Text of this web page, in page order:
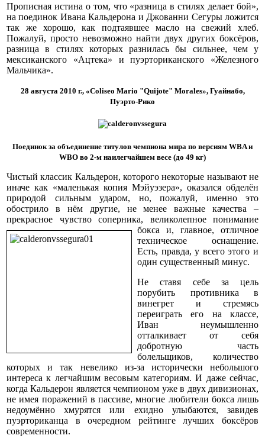
Прописная истина о том, что «разница в стилях делает бой»,
на поединок Ивана Кальдерона и Джованни Сегуры ложится
так же хорошо, как подтаявшее масло на свежий хлеб.
Пожалуй, просто невозможно найти двух других боксёров,
разница в стилях которых разнилась бы сильнее, чем у
мексиканского «Ацтека» и пуэрториканского «Железного
Мальчика».
28 августа 2010 г., «Coliseo Mario "Quijote" Morales», Гуайнабо,
Пуэрто-Рико
Поединок за объединение титулов чемпиона мира по версиям WBA и
WBO во 2-м наилегчайшем весе (до 49 кг)
Чистый классик Кальдерон, которого некоторые называют не
иначе как «маленькая копия Мэйуэзера», оказался обделён
природой сильным ударом, но, пожалуй, именно это
обострило в нём другие, не менее важные качества –
прекрасное чувство соперника, великолепное понимание
бокса и, главное, отличное
техническое оснащение.
Есть, правда, у всего этого и
один существенный минус.
Не ставя себе за цель
порубить противника в
винегрет и стремясь
переиграть его на классе,
Иван неумышленно
отталкивает от себя
добротную часть
болельщиков, количество
которых и так невелико из-за исторически небольшого
интереса к легчайшим весовым категориям. И даже сейчас,
когда Кальдерон является чемпионом уже в двух дивизионах,
не имея поражений в пассиве, многие любители бокса лишь
недоумённо хмурятся или ехидно улыбаются, завидев
пуэрториканца в очередном рейтинге лучших боксёров
современности.